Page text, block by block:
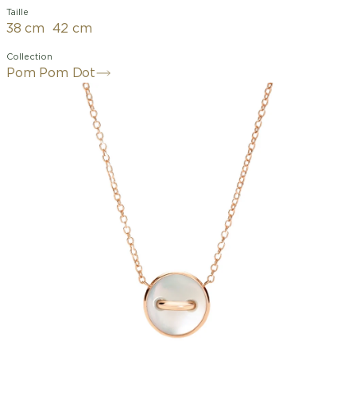
Taille
38 cm  42 cm
Collection
Pom Pom Dot